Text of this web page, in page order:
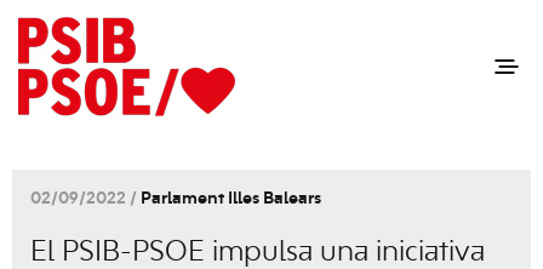
02/09/2022 / Parlament Illes Balears
El PSIB-PSOE impulsa una iniciativa